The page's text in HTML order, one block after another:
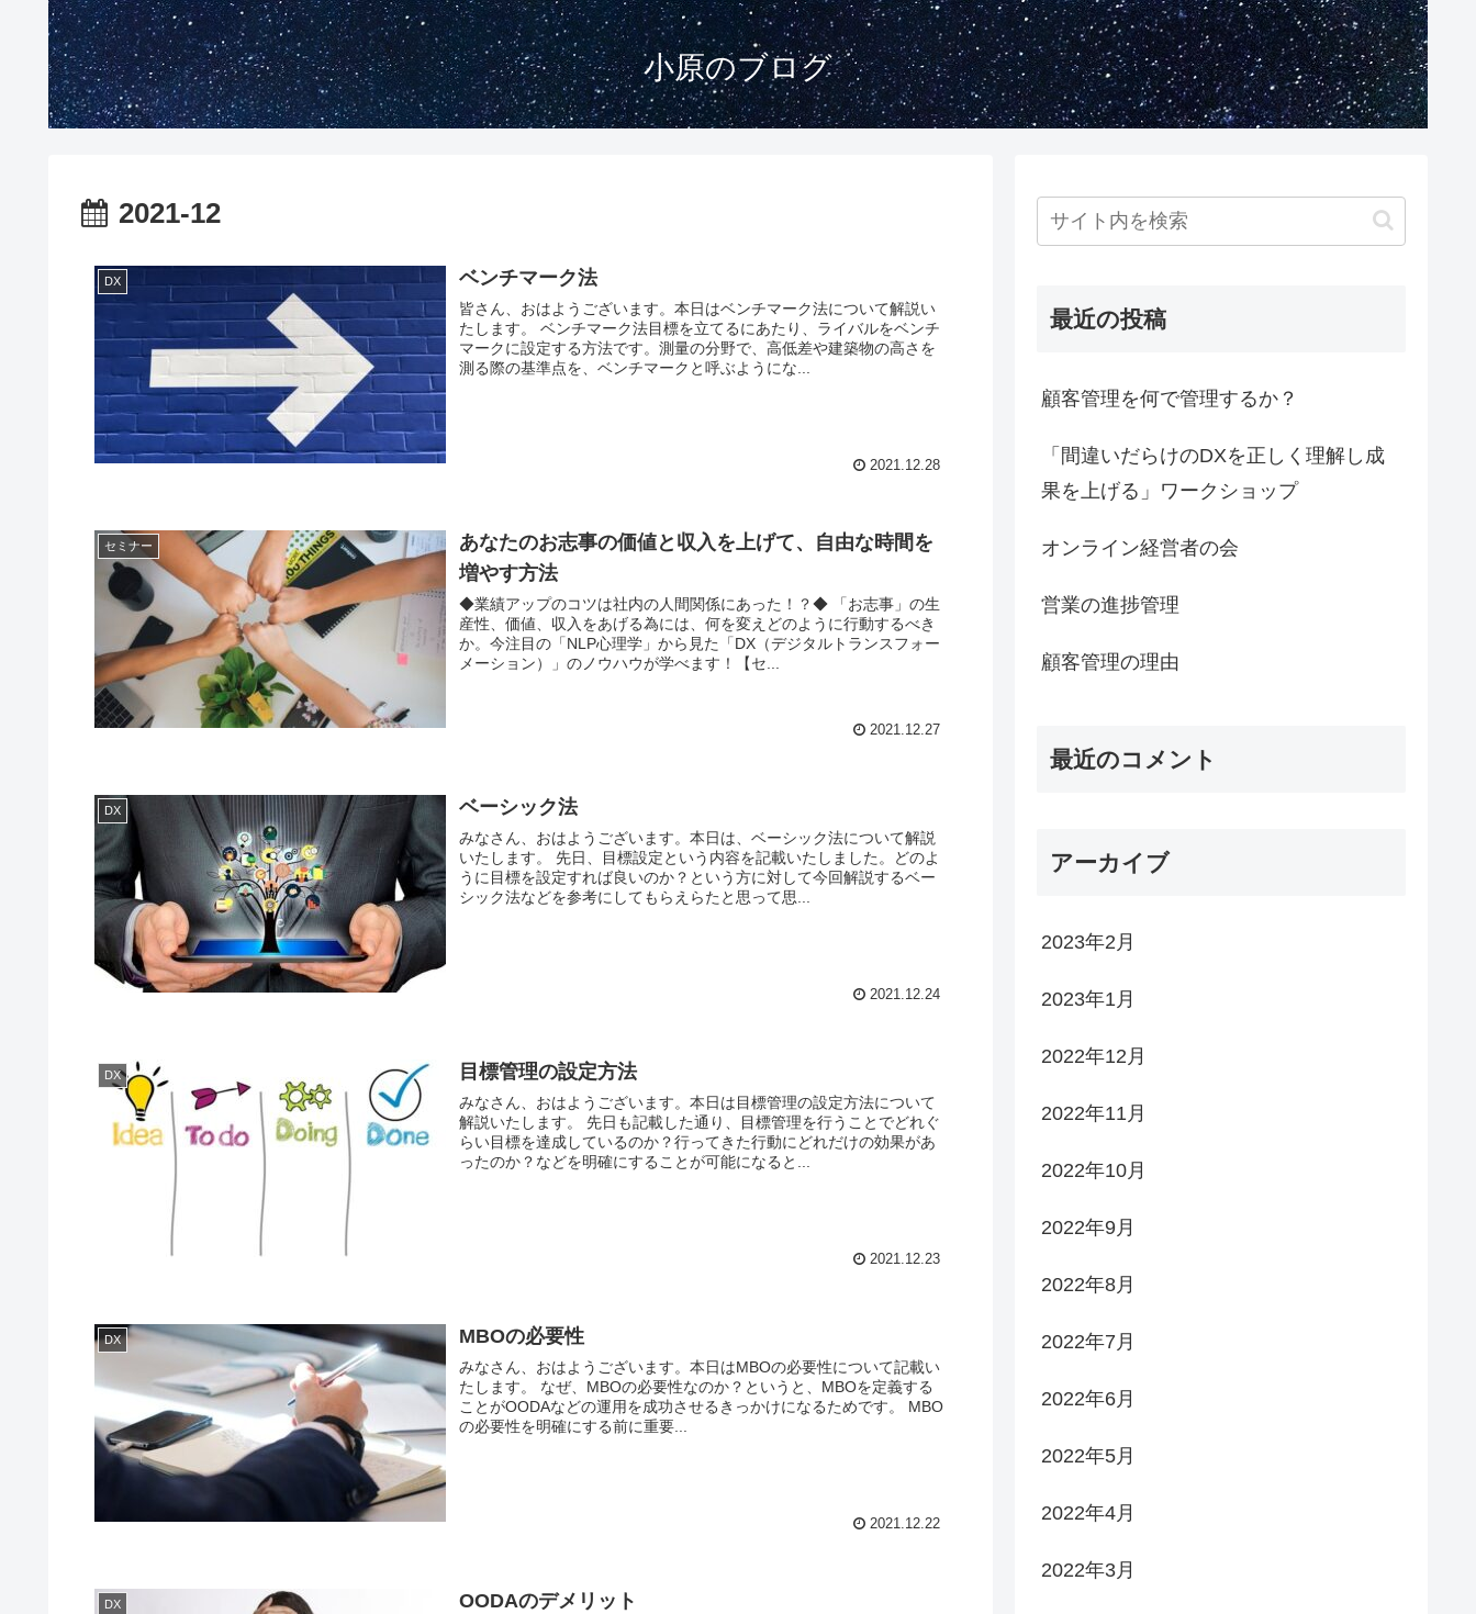
小原のブログ
2021-12
DX ベンチマーク法
皆さん、おはようございます。本日はベンチマーク法について解説い
たします。 ベンチマーク法目標を立てるにあたり、ライバルをベンチ
マークに設定する方法です。測量の分野で、高低差や建築物の高さを
測る際の基準点を、ベンチマークと呼ぶようにな...
2021.12.28
セミナー
あなたのお志事の価値と収入を上げて、自由な時間を
増やす方法
◆業績アップのコツは社内の人間関係にあった！？◆ 「お志事」の生
産性、価値、収入をあげる為には、何を変えどのように行動するべき
か。今注目の「NLP心理学」から見た「DX（デジタルトランスフォー
メーション）」のノウハウが学べます！【セ...
2021.12.27
DX ベーシック法
みなさん、おはようございます。本日は、ベーシック法について解説
いたします。 先日、目標設定という内容を記載いたしました。どのよ
うに目標を設定すれば良いのか？という方に対して今回解説するベー
シック法などを参考にしてもらえらたと思って思...
2021.12.24
DX 目標管理の設定方法
みなさん、おはようございます。本日は目標管理の設定方法について
解説いたします。 先日も記載した通り、目標管理を行うことでどれぐ
らい目標を達成しているのか？行ってきた行動にどれだけの効果があ
ったのか？などを明確にすることが可能になると...
2021.12.23
DX MBOの必要性
みなさん、おはようございます。本日はMBOの必要性について記載い
たします。 なぜ、MBOの必要性なのか？というと、MBOを定義する
ことがOODAなどの運用を成功させるきっかけになるためです。 MBO
の必要性を明確にする前に重要...
2021.12.22
DX OODAのデメリット
最近の投稿
顧客管理を何で管理するか？
「間違いだらけのDXを正しく理解し成
果を上げる」ワークショップ
オンライン経営者の会
営業の進捗管理
顧客管理の理由
最近のコメント
アーカイブ
2023年2月
2023年1月
2022年12月
2022年11月
2022年10月
2022年9月
2022年8月
2022年7月
2022年6月
2022年5月
2022年4月
2022年3月